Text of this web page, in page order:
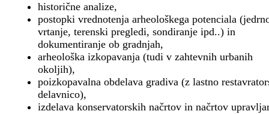
historične analize,
postopki vrednotenja arheološkega potenciala
vrtanje, terenski pregledi, sondiranje ipd..) in
dokumentiranje ob gradnjah,
arheološka izkopavanja (tudi v zahtevnih urbanih
okoljih),
poizkopavalna obdelava gradiva (z lastno
delavnico),
izdelava konservatorskih načrtov in načrtov